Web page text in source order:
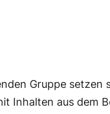
Gruppe
Inhalten aus dem